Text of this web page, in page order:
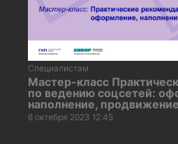
Специалистам
Мастер-класс
по ведению соцсетей:
наполнение, продвижение
6 октября 2023 12:45